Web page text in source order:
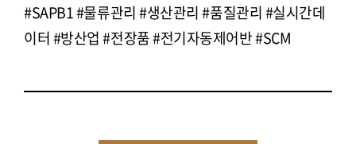
#SAPB1 #물류관리 #생산관리 #품질관리 #실시간데
이터 #방산업 #전장품 #전기자동제어반 #SCM